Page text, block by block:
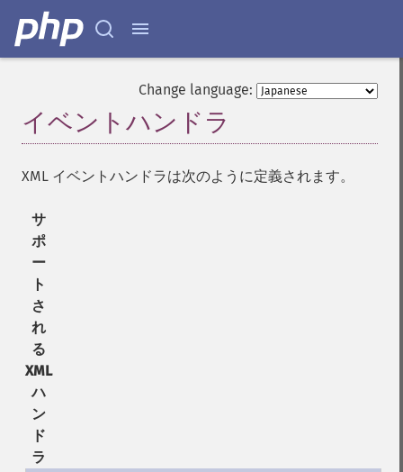
Change language:
イベントハンドラ
XML イベントハンドラは次のように定義されます。
サ
ポ
ー
ト
さ
れ
る
XML
ハ
ン
ド
ラ